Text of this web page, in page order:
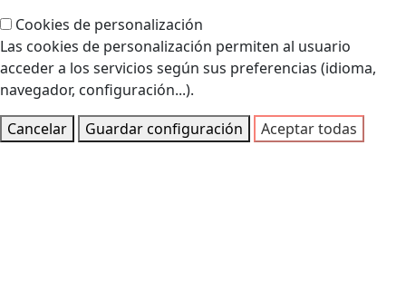
Cookies de personalización
Las cookies de personalización permiten al usuario
acceder a los servicios según sus preferencias (idioma,
navegador, configuración...).
Cancelar
Guardar configuración Aceptar todas